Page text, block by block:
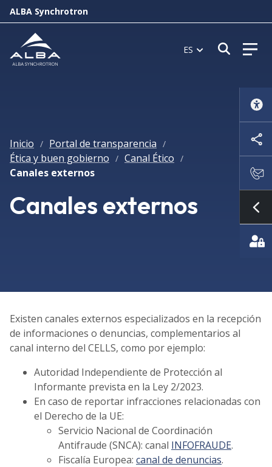
ALBA Synchrotron
ES Abrir
Inicio / Portal de transparencia /
Ética y buen gobierno / Canal Ético /
Canales externos
Canales externos
Existen canales externos especializados en la recepción
de informaciones o denuncias, complementarios al
canal interno del CELLS, como por ejemplo:
Autoridad Independiente de Protección al
Informante prevista en la Ley 2/2023.
En caso de reportar infracciones relacionadas con
el Derecho de la UE:
Servicio Nacional de Coordinación
Antifraude (SNCA): canal INFOFRAUDE.
Fiscalía Europea: canal de denuncias.